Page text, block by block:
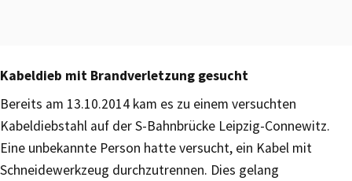
Kabeldieb mit Brandverletzung gesucht
Bereits am 13.10.2014 kam es zu einem versuchten
Kabeldiebstahl auf der S-Bahnbrücke Leipzig-Connewitz.
Eine unbekannte Person hatte versucht, ein Kabel mit
Schneidewerkzeug durchzutrennen. Dies gelang